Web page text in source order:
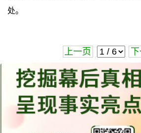
处。
上一页